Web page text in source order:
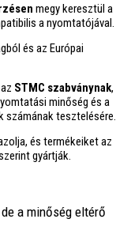
megy keresztül a
a nyomtatójával.
és az Európai
STMC szabványnak,
minőség és a
tesztelésére.
és termékeiket az
gyártják.
a minőség eltérő